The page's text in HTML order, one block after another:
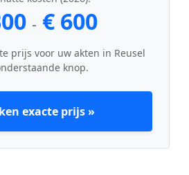
- € 600
prijs voor uw akten in Reusel
knop.
exacte prijs »